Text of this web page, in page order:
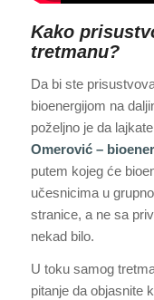
Kako
tretmanu?
Da bi ste
bioenergijom na
poželjno je da
Omerović –
putem kojeg će
učesnicima u
stranice, a ne sa
nekad bilo.
U toku samog
pitanje da objasnite